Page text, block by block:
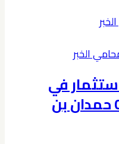
الخبر
في
الخبر 0539570007 حمدان بن